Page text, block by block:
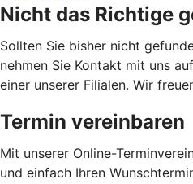
Nicht das Richtige
Sollten Sie bisher nicht
nehmen Sie Kontakt mit uns
einer unserer Filialen. Wir
Termin vereinbaren
Mit unserer Online-
und einfach Ihren